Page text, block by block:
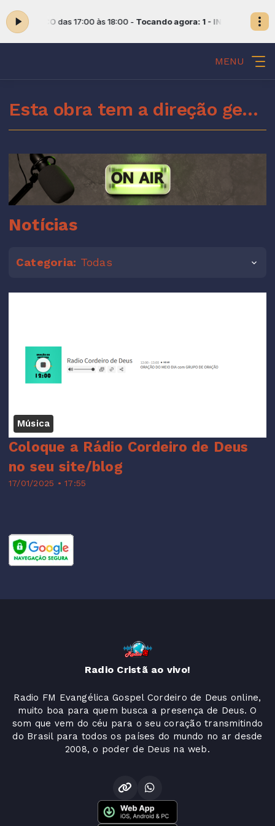
FRANCISCO das 17:00 às 18:00 - Tocando agora: 1 - INSTRUMENTAL
MENU
Esta obra tem a direção geral do Espírito Santo de Deus
Notícias
Categoria: Todas
Música
17/01/2025 • 17:55
Coloque a Rádio Cordeiro de Deus
no seu site/blog
Radio Cristã ao vivo!
Radio FM Evangélica Gospel Cordeiro de Deus online,
muito boa para quem busca a presença de Deus. O
som que vem do céu para o seu coração transmitindo
do Brasil para todos os países do mundo no ar desde
2008, o poder de Deus na web.